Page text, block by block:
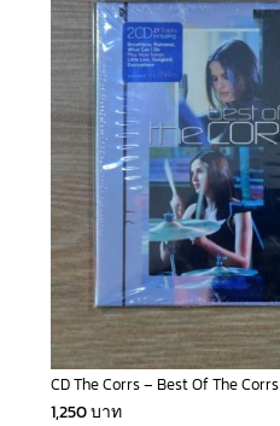
CD The Corrs – Best Of The Corrs
1,250บาท